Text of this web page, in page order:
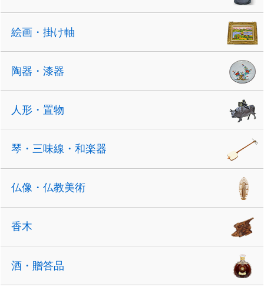
絵画・掛け軸
陶器・漆器
人形・置物
琴・三味線・和楽器
仏像・仏教美術
香木
酒・贈答品